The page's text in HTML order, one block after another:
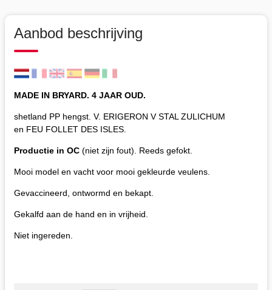
Aanbod beschrijving
MADE IN BRYARD. 4 JAAR OUD.
shetland PP hengst. V. ERIGERON V STAL ZULICHUM
en FEU FOLLET DES ISLES.
Productie in OC (niet zijn fout). Reeds gefokt.
Mooi model en vacht voor mooi gekleurde veulens.
Gevaccineerd, ontwormd en bekapt.
Gekalfd aan de hand en in vrijheid.
Niet ingereden.